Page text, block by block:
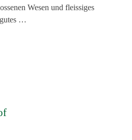
Wesen und fleissiges
…